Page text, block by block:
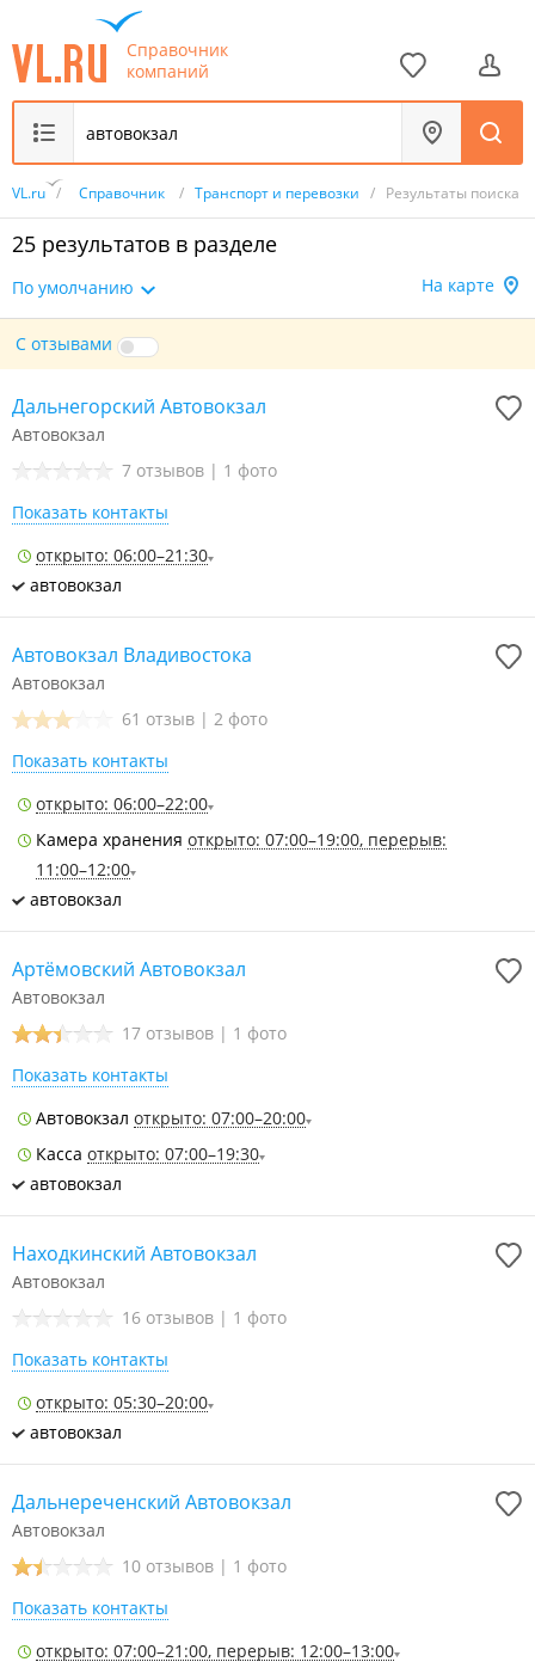
Справочник
компаний
VL.ru / Справочник / Транспорт и перевозки / Результаты поиска
25 результатов в разделе
По умолчанию На карте
С отзывами
Дальнегорский Автовокзал
Автовокзал
7 отзывов | 1 фото
Показать контакты
открыто: 06:00–21:30
автовокзал
Автовокзал Владивостока
Автовокзал
61 отзыв | 2 фото
Показать контакты
открыто: 06:00–22:00
Камера хранения открыто: 07:00–19:00, перерыв:
11:00–12:00
автовокзал
Артёмовский Автовокзал
Автовокзал
17 отзывов | 1 фото
Показать контакты
Автовокзал открыто: 07:00–20:00
Касса открыто: 07:00–19:30
автовокзал
Находкинский Автовокзал
Автовокзал
16 отзывов | 1 фото
Показать контакты
открыто: 05:30–20:00
автовокзал
Дальнереченский Автовокзал
Автовокзал
10 отзывов | 1 фото
Показать контакты
открыто: 07:00–21:00, перерыв: 12:00–13:00